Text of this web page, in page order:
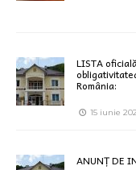
LISTA
România:
15 iunie
ANUNȚ DE